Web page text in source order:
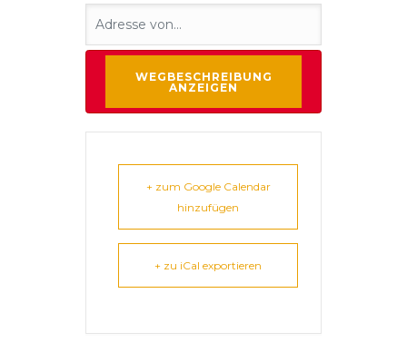
+ zum Google Calendar
hinzufügen
+ zu iCal exportieren